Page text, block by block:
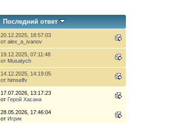
Последний ответ
20.12.2025, 18:57:03
отalex_a_ivanov
19.12.2025, 07:11:48
от Musatych
14.12.2025, 14:19:05
отhimselfv
17.07.2026, 13:17:23
от Герой Хасана
28.05.2026, 17:46:04
от Игрик